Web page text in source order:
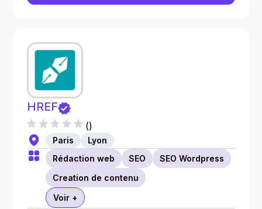
HREF
()
Paris
Lyon
Rédaction web
SEO
SEO Wordpress
Creation de contenu
Voir +